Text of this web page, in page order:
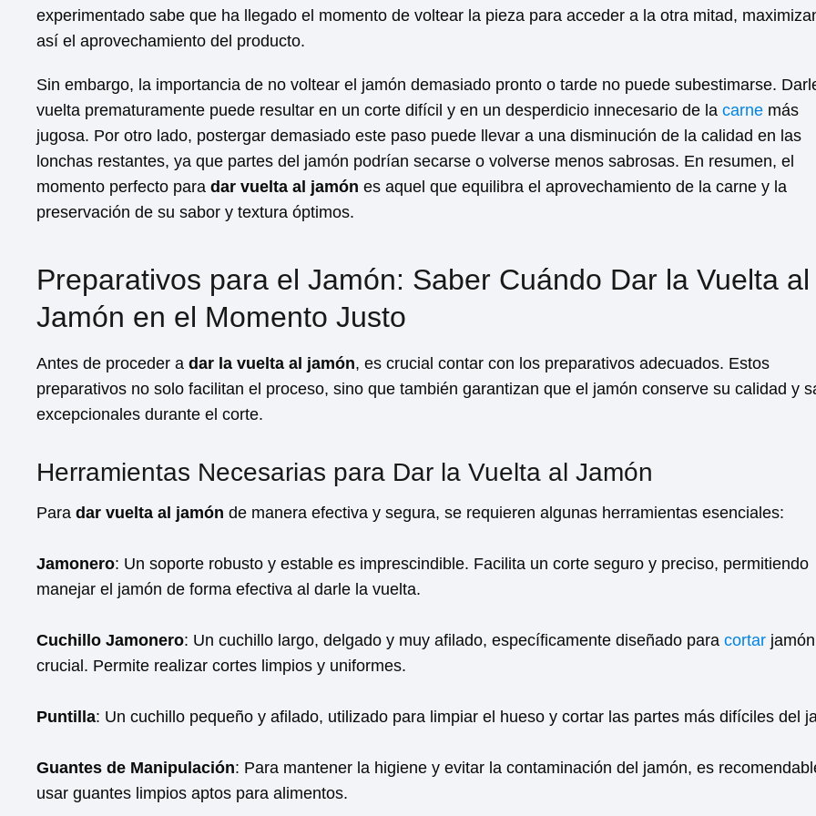
experimentado sabe que ha llegado el momento de voltear la pieza para acceder a la otra mitad,
así el aprovechamiento del producto.
Sin embargo, la importancia de no voltear el jamón demasiado pronto o tarde no puede subestimarse.
vuelta prematuramente puede resultar en un corte difícil y en un desperdicio innecesario de la carne más
jugosa. Por otro lado, postergar demasiado este paso puede llevar a una disminución de la calidad en las
lonchas restantes, ya que partes del jamón podrían secarse o volverse menos sabrosas. En resumen, el
momento perfecto para dar vuelta al jamón es aquel que equilibra el aprovechamiento de la carne y la
preservación de su sabor y textura óptimos.
Preparativos para el Jamón: Saber Cuándo Dar la Vuelta al
Jamón en el Momento Justo
Antes de proceder a dar la vuelta al jamón, es crucial contar con los preparativos adecuados. Estos
preparativos no solo facilitan el proceso, sino que también garantizan que el jamón conserve su calidad y
excepcionales durante el corte.
Herramientas Necesarias para Dar la Vuelta al Jamón
Para dar vuelta al jamón de manera efectiva y segura, se requieren algunas herramientas esenciales:
Jamonero: Un soporte robusto y estable es imprescindible. Facilita un corte seguro y preciso, permitiendo
manejar el jamón de forma efectiva al darle la vuelta.
Cuchillo Jamonero: Un cuchillo largo, delgado y muy afilado, específicamente diseñado para cortar
crucial. Permite realizar cortes limpios y uniformes.
Puntilla: Un cuchillo pequeño y afilado, utilizado para limpiar el hueso y cortar las partes más difíciles del
Guantes de Manipulación: Para mantener la higiene y evitar la contaminación del jamón, es
usar guantes limpios aptos para alimentos.